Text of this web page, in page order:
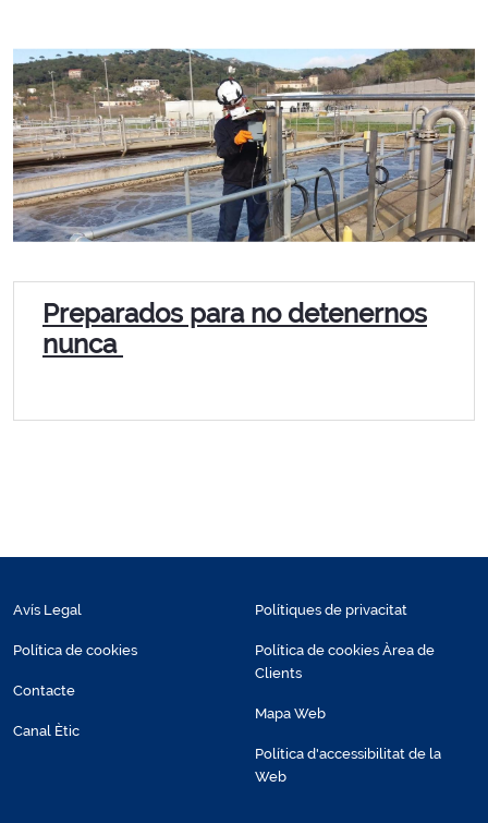
Preparados para no detenernos
nunca
Avís Legal
Política de cookies
Contacte
Canal Ètic
Polítiques de privacitat
Política de cookies Àrea de
Clients
Mapa Web
Política d'accessibilitat de la
Web